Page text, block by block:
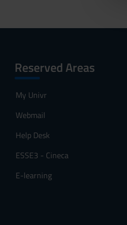
c
Reserved Areas
My Univr
Webmail
Help Desk
ESSE3 - Cineca
E-learning